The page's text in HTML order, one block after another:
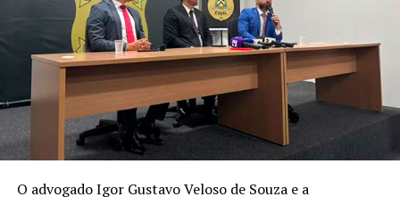
O advogado Igor Gustavo Veloso de Souza e a